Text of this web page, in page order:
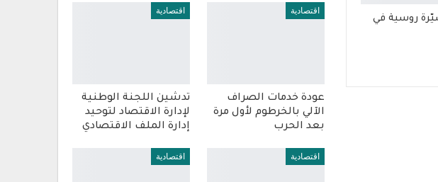
روسية في
اقتصادية
عودة خدمات الصراف
الآلي بالخرطوم لأول مرة
بعد الحرب
اقتصادية
تدشين اللجنة الوطنية
لإدارة الاقتصاد لتوحيد
إدارة الملف الاقتصادي
اقتصادية اقتصادية